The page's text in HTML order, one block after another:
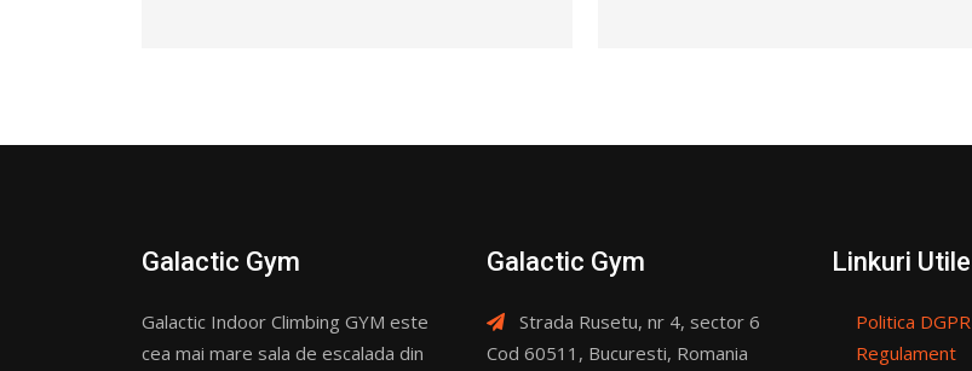
Galactic Gym
Galactic Indoor Climbing GYM este
cea mai mare sala de escalada din
Galactic Gym
Strada Rusetu, nr 4, sector 6
Cod 60511, Bucuresti, Romania
Linkuri Utile
Politica DGPR
Regulament